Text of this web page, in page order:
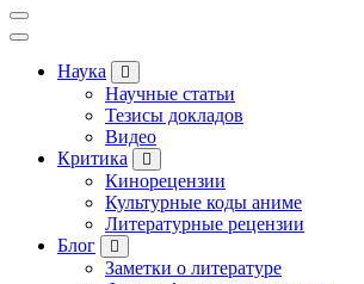
Наука
Научные статьи
Тезисы докладов
Видео
Критика
Кинорецензии
Культурные коды аниме
Литературные рецензии
Блог
Заметки о литературе